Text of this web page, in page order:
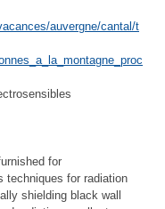
auvergne/cantal/t
for
techniques for radiation
shielding black wall